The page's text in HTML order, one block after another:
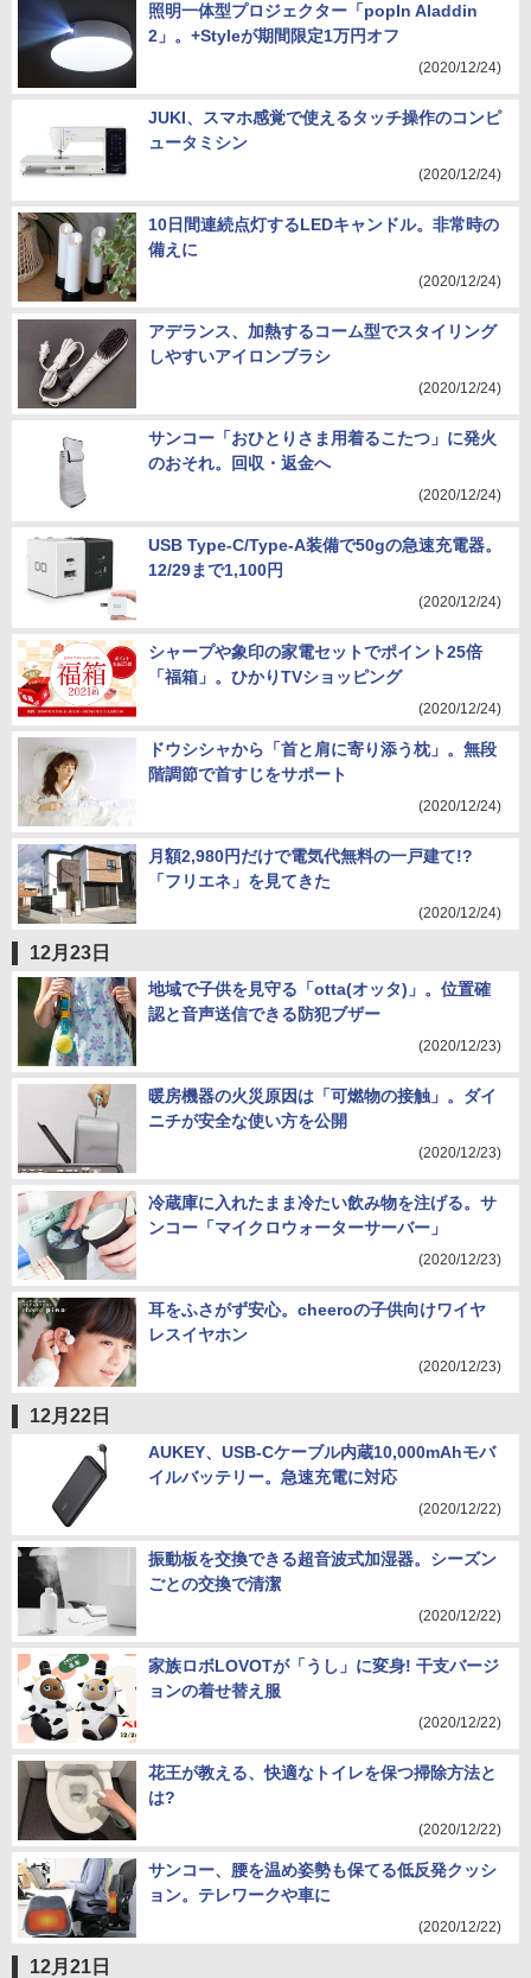
照明一体型プロジェクター「popIn Aladdin
2」。+Styleが期間限定1万円オフ
(2020/12/24)
JUKI、スマホ感覚で使えるタッチ操作のコンピ
ュータミシン
(2020/12/24)
10日間連続点灯するLEDキャンドル。非常時の
備えに
(2020/12/24)
アデランス、加熱するコーム型でスタイリング
しやすいアイロンブラシ
(2020/12/24)
サンコー「おひとりさま用着るこたつ」に発火
のおそれ。回収・返金へ
(2020/12/24)
USB Type-C/Type-A装備で50gの急速充電器。
12/29まで1,100円
(2020/12/24)
シャープや象印の家電セットでポイント25倍
「福箱」。ひかりTVショッピング
(2020/12/24)
ドウシシャから「首と肩に寄り添う枕」。無段
階調節で首すじをサポート
(2020/12/24)
月額2,980円だけで電気代無料の一戸建て!?
「フリエネ」を見てきた
(2020/12/24)
12月23日
地域で子供を見守る「otta(オッタ)」。位置確
認と音声送信できる防犯ブザー
(2020/12/23)
暖房機器の火災原因は「可燃物の接触」。ダイ
ニチが安全な使い方を公開
(2020/12/23)
冷蔵庫に入れたまま冷たい飲み物を注げる。サ
ンコー「マイクロウォーターサーバー」
(2020/12/23)
耳をふさがず安心。cheeroの子供向けワイヤ
レスイヤホン
(2020/12/23)
12月22日
AUKEY、USB-Cケーブル内蔵10,000mAhモバ
イルバッテリー。急速充電に対応
(2020/12/22)
振動板を交換できる超音波式加湿器。シーズン
ごとの交換で清潔
(2020/12/22)
家族ロボLOVOTが「うし」に変身! 干支バージ
ョンの着せ替え服
(2020/12/22)
花王が教える、快適なトイレを保つ掃除方法と
は?
(2020/12/22)
サンコー、腰を温め姿勢も保てる低反発クッシ
ョン。テレワークや車に
(2020/12/22)
12月21日